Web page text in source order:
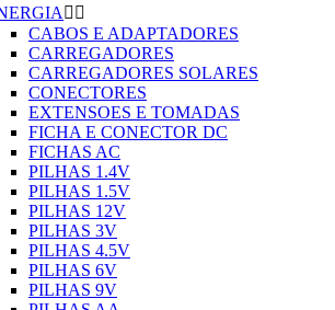
 
CABOS E ADAPTADORES
CARREGADORES
CARREGADORES SOLARES
CONECTORES
EXTENSOES E TOMADAS
FICHA E CONECTOR DC
FICHAS AC
PILHAS 1.4V
PILHAS 1.5V
PILHAS 12V
PILHAS 3V
PILHAS 4.5V
PILHAS 6V
PILHAS 9V